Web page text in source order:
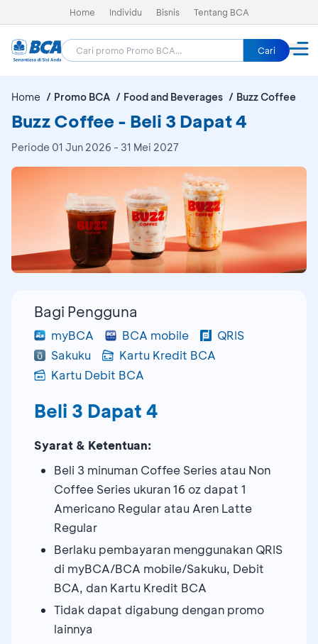
Home Individu Bisnis Tentang BCA
Cari
Home Promo BCA Food and Beverages Buzz Coffee
Buzz Coffee - Beli 3 Dapat 4
Periode 01 Jun 2026 - 31 Mei 2027
Bagi Pengguna
myBCA BCA mobile
QRIS
Sakuku
Kartu Kredit BCA
Kartu Debit BCA
Beli 3 Dapat 4
Syarat & Ketentuan:
Beli 3 minuman Coffee Series atau Non
Coffee Series ukuran 16 oz dapat 1
Americano Regular atau Aren Latte
Regular
Berlaku pembayaran menggunakan QRIS
di myBCA/BCA mobile/Sakuku, Debit
BCA, dan Kartu Kredit BCA
Tidak dapat digabung dengan promo
lainnya